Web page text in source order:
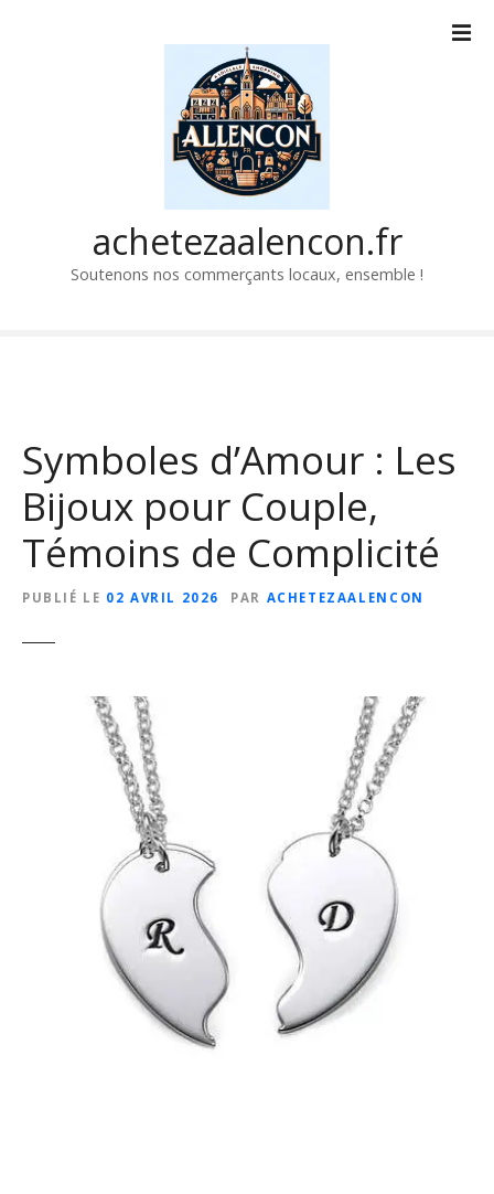
achetezaalencon.fr
Soutenons nos commerçants locaux, ensemble !
Symboles d’Amour : Les
Bijoux pour Couple,
Témoins de Complicité
PUBLIÉ LE 02 AVRIL 2026 PAR ACHETEZAALENCON